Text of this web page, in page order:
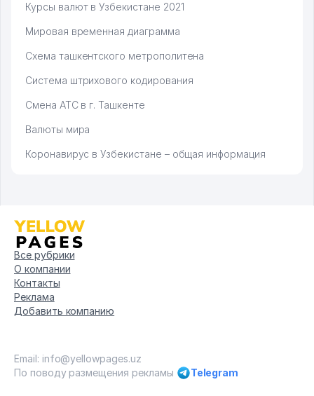
Курсы валют в Узбекистане 2021
Мировая временная диаграмма
Схема ташкентского метрополитена
Система штрихового кодирования
Смена АТС в г. Ташкенте
Валюты мира
Коронавирус в Узбекистане – общая информация
Все рубрики
О компании
Контакты
Реклама
Добавить компанию
Email: info@yellowpages.uz
По поводу размещения рекламы
Telegram